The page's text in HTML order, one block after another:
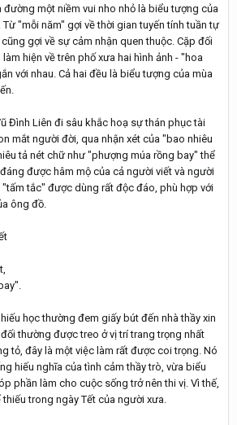
một niềm vui nho nhỏ là biểu tượng của
"mỗi năm" gợi về thời gian tuyến tính tuần tự
gợi về sự cảm nhận quen thuộc. Cặp đối
hiện về trên phố xưa hai hình ảnh - "hoa
với nhau. Cả hai đều là biểu tượng của mùa
Đình Liên đi sâu khắc hoạ sự thán phục tài
mắt người đời, qua nhận xét của "bao nhiêu
tả nét chữ như "phượng múa rồng bay" thể
được hâm mộ của cả người viết và người
tắc" được dùng rất độc đáo, phù hợp với
ông đồ.
học thường đem giấy bút đến nhà thầy xin
thường được treo ở vị trí trang trọng nhất
tỏ, đây là một việc làm rất được coi trọng. Nó
hiếu nghĩa của tình cảm thầy trò, vừa biểu
phần làm cho cuộc sống trở nên thi vị. Vì thế,
trong ngày Tết của người xưa.